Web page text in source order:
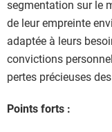
segmentation sur le
de leur empreinte
adaptée à leurs
convictions
pertes précieuses
Points forts :